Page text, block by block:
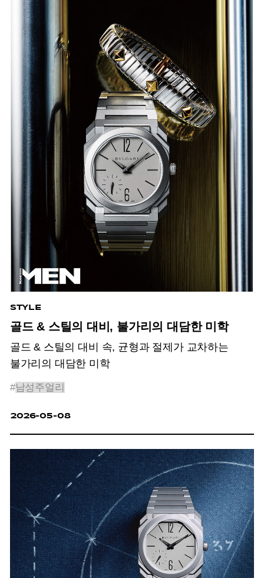
STYLE
골드 & 스틸의 대비, 불가리의 대담한 미학
골드 & 스틸의 대비 속, 균형과 절제가 교차하는
불가리의 대담한 미학
#남성주얼리
2026-05-08